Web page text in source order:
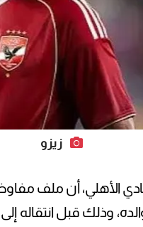
زيزو
الأهلي، أن ملف
وذلك قبل انتقاله